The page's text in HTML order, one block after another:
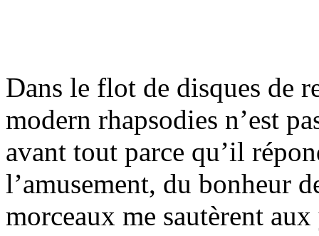
Dans le flot de disques de
modern rhapsodies n’est
avant tout parce qu’il
l’amusement, du bonheur
morceaux me sautèrent